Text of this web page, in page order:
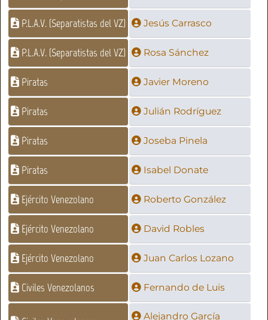
P.L.A.V. (Separatistas del VZ) Jesús Carrasco
P.L.A.V. (Separatistas del VZ) Rosa Sánchez
Piratas Javier Moreno
Piratas Julián Rodríguez
Piratas Joseba Pinela
Piratas Isabel Donate
Ejército Venezolano Roberto González
Ejército Venezolano David Robles
Ejército Venezolano Juan Carlos Lozano
Civiles Venezolanos Fernando de Luis
Alejandro García